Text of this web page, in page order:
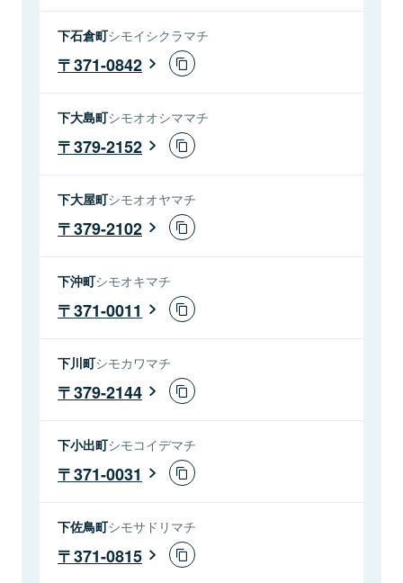
下石倉町シモイシクラマチ
371-0842
下大島町シモオオシママチ
379-2152
下大屋町シモオオヤマチ
379-2102
下沖町シモオキマチ
371-0011
下川町シモカワマチ
379-2144
下小出町シモコイデマチ
371-0031
下佐鳥町シモサドリマチ
371-0815